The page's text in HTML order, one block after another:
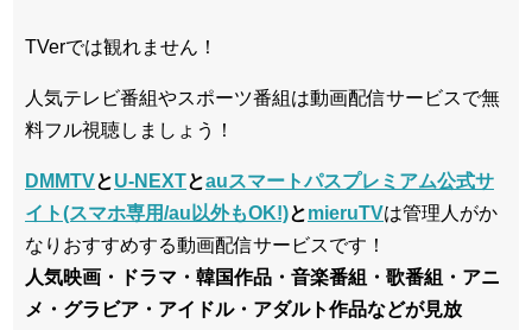
TVerでは観れません！
人気テレビ番組やスポーツ番組は動画配信サービスで無
料フル視聴しましょう！
DMMTVとU-NEXTとauスマートパスプレミアム公式サ
イト(スマホ専用/au以外もOK!)とmieruTVは管理人がか
なりおすすめする動画配信サービスです！
人気映画・ドラマ・韓国作品・音楽番組・歌番組・アニ
メ・グラビア・アイドル・アダルト作品などが見放